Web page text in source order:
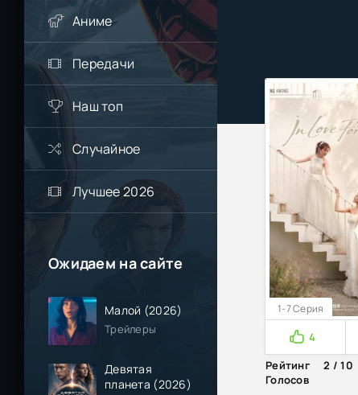
Аниме
Передачи
Наш топ
Случайное
Лучшее 2026
Ожидаем на сайте
Малой (2026)
Трейлеры
Девятая
планета (2026)
1-7 Серия
4
Рейтинг
2 / 10
Голосов